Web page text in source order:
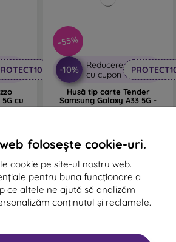
folosește cookie-uri.
cookie pe site-ul nostru web.
pentru buna funcționare a
ce altele ne ajută să analizăm
conținutul și reclamele.
cu
roz
-55%
-10%
Reducere
cu cupon
Husă tip carte Tender
Samsung Galaxy A33 5G -
negru
În stoc 5 buc